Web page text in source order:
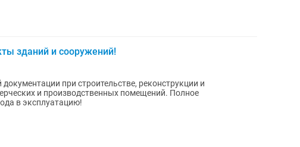
зданий и сооружений!
при строительстве, реконструкции и
и производственных помещений. Полное
в эксплуатацию!